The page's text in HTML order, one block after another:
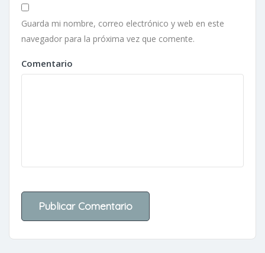
Guarda mi nombre, correo electrónico y web en este
navegador para la próxima vez que comente.
Comentario